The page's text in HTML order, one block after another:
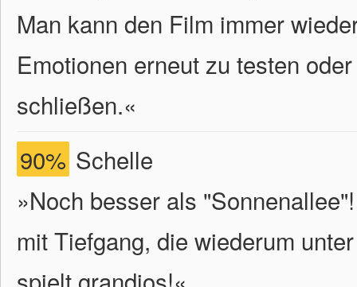
Man kann den Film immer
Emotionen erneut zu testen
schließen.«
90% Schelle
»Noch besser als
mit Tiefgang, die wiederum